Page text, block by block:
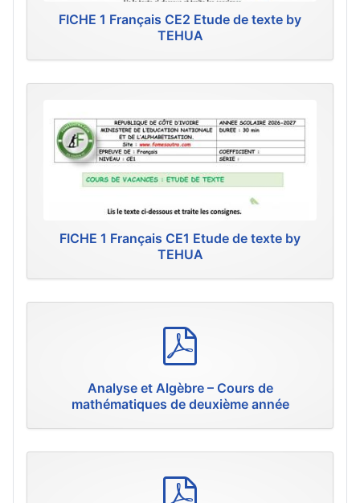
FICHE 1 Français CE2 Etude de texte by
TEHUA
FICHE 1 Français CE1 Etude de texte by
TEHUA
Analyse et Algèbre – Cours de
mathématiques de deuxième année